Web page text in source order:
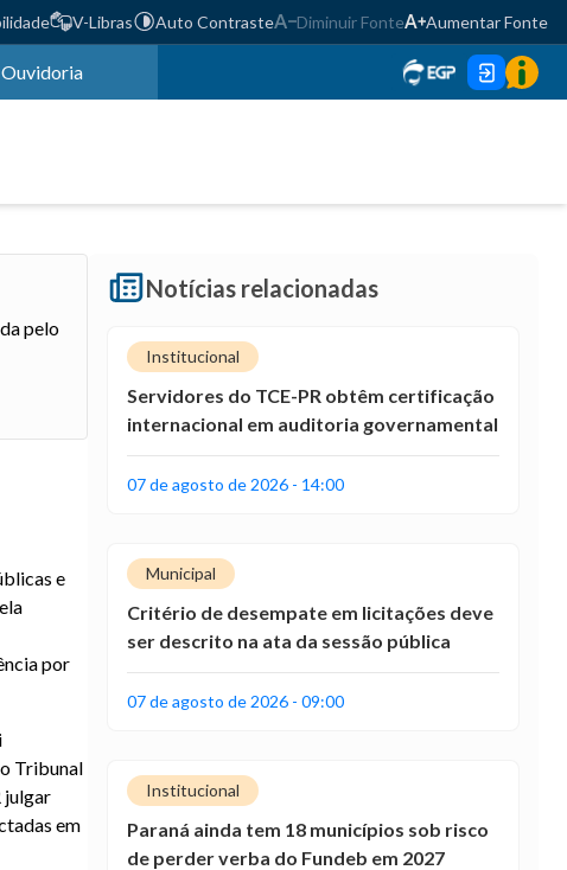
V-Libras Auto Contraste Diminuir Fonte Aumentar Fonte
Ouvidoria
pelo
e
por
Tribunal
julgar
em
Notícias relacionadas
Institucional
Servidores do TCE-PR obtêm certificação
internacional em auditoria governamental
07 de agosto de 2026 - 14:00
Municipal
Critério de desempate em licitações deve
ser descrito na ata da sessão pública
07 de agosto de 2026 - 09:00
Institucional
Paraná ainda tem 18 municípios sob risco
de perder verba do Fundeb em 2027